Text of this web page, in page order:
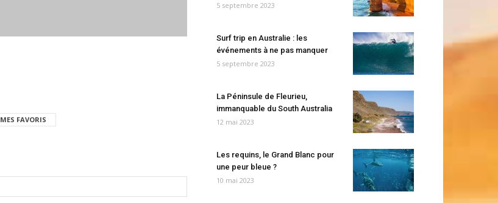
MES FAVORIS
5 septembre 2023
Surf trip en Australie : les
événements à ne pas manquer
5 septembre 2023
La Péninsule de Fleurieu,
immanquable du South Australia
12 mai 2023
Les requins, le Grand Blanc pour
une peur bleue ?
10 mai 2023